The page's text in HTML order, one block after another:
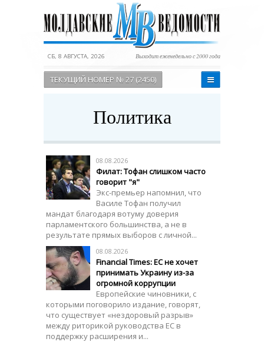
СБ, 8 АВГУСТА, 2026 Выходит еженедельно с 2000 года
ТЕКУЩИЙ НОМЕР № 27 (2450)
Политика
08.08.2026
Филат: Тофан слишком часто
говорит "я"
Экс-премьер напомнил, что
Василе Тофан получил
мандат благодаря вотуму доверия
парламентского большинства, а не в
результате прямых выборов с личной...
08.08.2026
Financial Times: ЕС не хочет
принимать Украину из-за
огромной коррупции
Европейские чиновники, с
которыми поговорило издание, говорят,
что существует «нездоровый разрыв»
между риторикой руководства ЕС в
поддержку расширения и...